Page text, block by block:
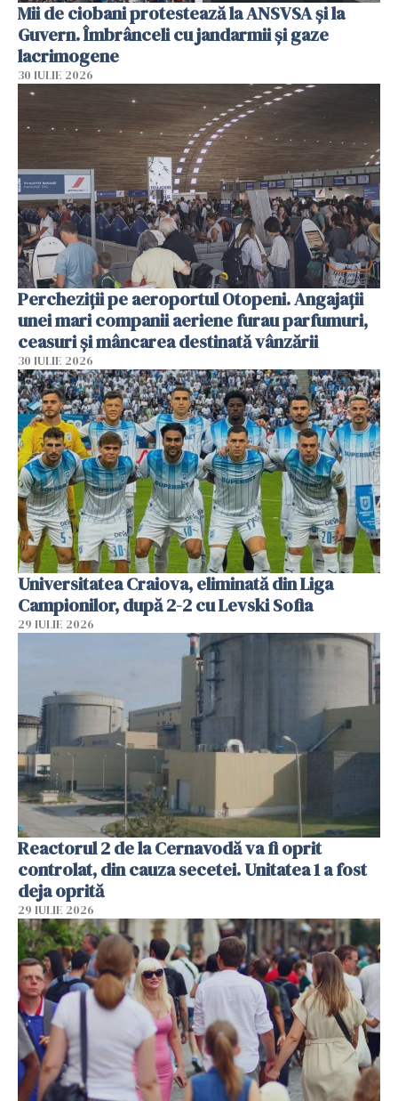
Mii de ciobani protestează la ANSVSA și la
Guvern. Îmbrânceli cu jandarmii și gaze
lacrimogene
30 IULIE 2026
Percheziții pe aeroportul Otopeni. Angajații
unei mari companii aeriene furau parfumuri,
ceasuri și mâncarea destinată vânzării
30 IULIE 2026
Universitatea Craiova, eliminată din Liga
Campionilor, după 2-2 cu Levski Sofia
29 IULIE 2026
Reactorul 2 de la Cernavodă va fi oprit
controlat, din cauza secetei. Unitatea 1 a fost
deja oprită
29 IULIE 2026